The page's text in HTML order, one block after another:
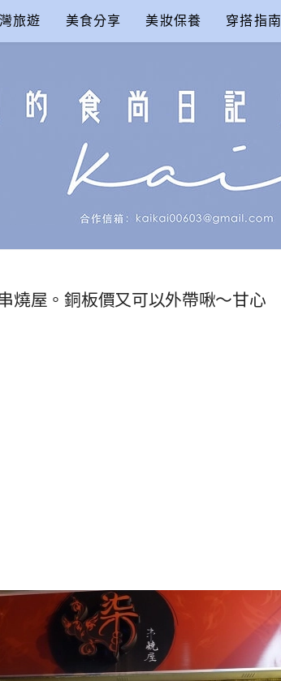
旅遊 美食分享 美妝保養 穿搭指南
燒屋。銅板價又可以外帶啾～甘心